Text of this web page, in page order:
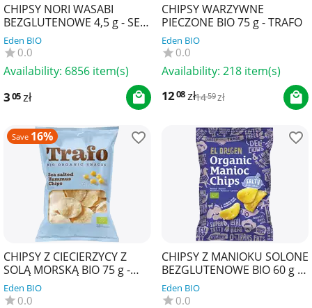
CHIPSY NORI WASABI
BEZGLUTENOWE 4,5 g - SEN
SOY
Eden BIO
0.0
Availability: 6856 item(s)
305zł
CHIPSY WARZYWNE
PIECZONE BIO 75 g - TRAFO
Eden BIO
0.0
Availability: 218 item(s)
1208 zł1459 zł
Save 16%
CHIPSY Z CIECIERZYCY Z
SOLĄ MORSKĄ BIO 75 g -
TRAFO
Eden BIO
0.0
CHIPSY Z MANIOKU SOLONE
BEZGLUTENOWE BIO 60 g -
EL ORIGEN
Eden BIO
0.0